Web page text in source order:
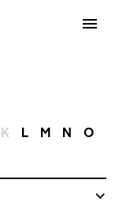
K L M N O